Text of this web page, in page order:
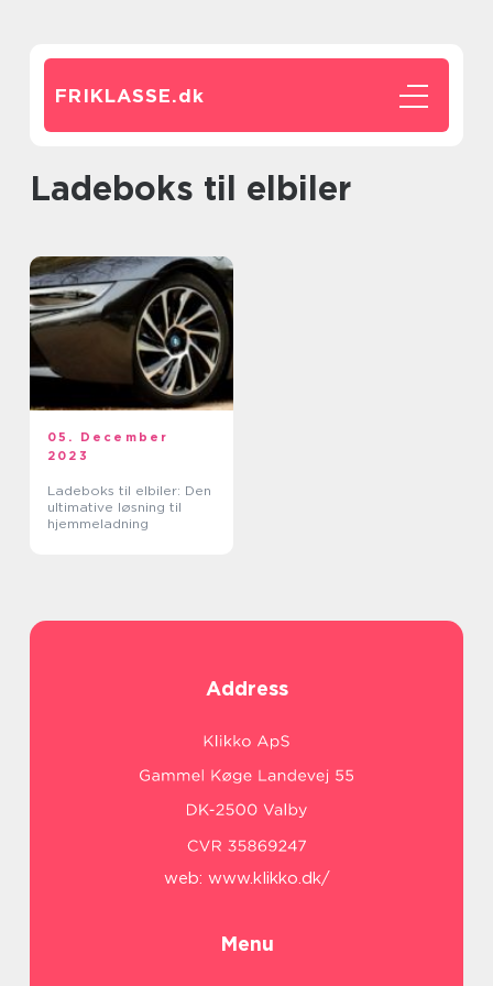
FRIKLASSE.dk
ladeboks til elbiler
05. December
2023
Ladeboks til elbiler: Den
ultimative løsning til
hjemmeladning
Address
web: www.klikko.dk/
Menu